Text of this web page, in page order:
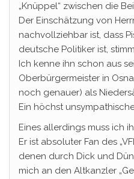
„Knüppel“ zwischen die
Der Einschätzung von
nachvollziehbar ist, dass
deutsche Politiker ist,
Ich kenne ihn schon aus
Oberbürgermeister in
noch genauer) als
Ein höchst
Eines allerdings muss ich
Er ist absoluter Fan des
denen durch Dick und
mich an den Altkanzler